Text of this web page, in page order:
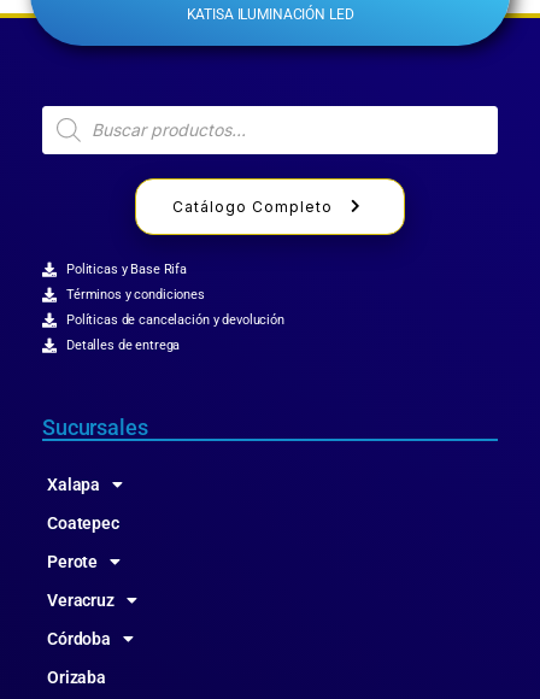
KATISA ILUMINACIÓN LED
Catálogo Completo
Politicas y Base Rifa
Términos y condiciones
Políticas de cancelación y devolución
Detalles de entrega
Sucursales
Xalapa
Coatepec
Perote
Veracruz
Córdoba
Orizaba